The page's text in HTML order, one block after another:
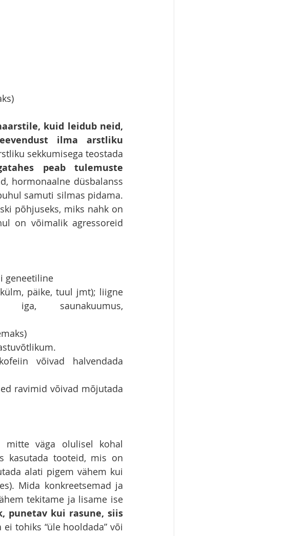
kuid leidub neid,
ilma arstliku
sekkumisega teostada
peab tulemuste
hormonaalne düsbalanss
samuti silmas pidama.
põhjuseks, miks nahk on
on võimalik agressoreid
geneetiline
päike, tuul jmt); liigne
iga, saunakuumus,
võivad halvendada
ravimid võivad mõjutada
mitte väga olulisel kohal
kasutada tooteid, mis on
alati pigem vähem kui
Mida konkreetsemad ja
tekitame ja lisame ise
punetav kui rasune, siis
ei tohiks “üle hooldada” või